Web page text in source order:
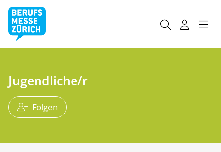
Jugendliche/r
Folgen